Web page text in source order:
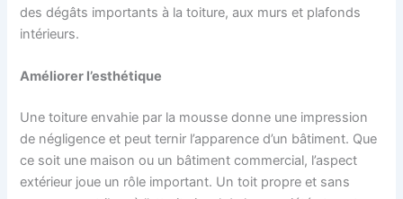
des dégâts importants à la toiture, aux murs et plafonds
intérieurs.
Améliorer l’esthétique
Une toiture envahie par la mousse donne une impression
de négligence et peut ternir l’apparence d’un bâtiment. Que
ce soit une maison ou un bâtiment commercial, l’aspect
extérieur joue un rôle important. Un toit propre et sans